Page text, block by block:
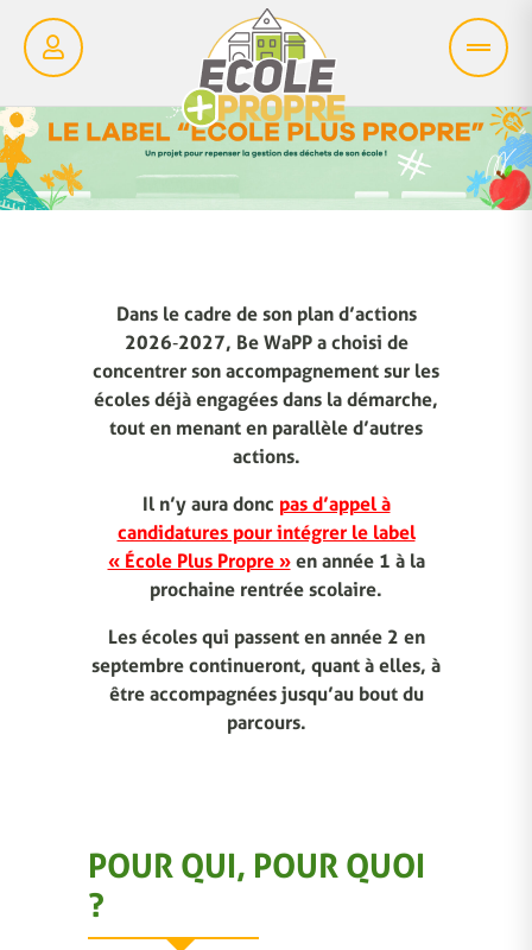
Dans le cadre de son plan d’actions
2026‑2027, Be WaPP a choisi de
concentrer son accompagnement sur les
écoles déjà engagées dans la démarche,
tout en menant en parallèle d’autres
actions.
Il n’y aura donc pas d’appel à
candidatures pour intégrer le label
« École Plus Propre »en année 1 à la
prochaine rentrée scolaire.
Les écoles qui passent en année 2 en
septembre continueront, quant à elles, à
être accompagnées jusqu’au bout du
parcours.
POUR QUI, POUR QUOI
?